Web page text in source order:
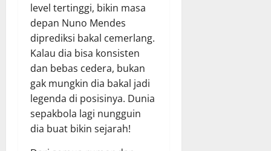
level tertinggi, bikin masa
depan Nuno Mendes
diprediksi bakal cemerlang.
Kalau dia bisa konsisten
dan bebas cedera, bukan
gak mungkin dia bakal jadi
legenda di posisinya. Dunia
sepakbola lagi nungguin
dia buat bikin sejarah!